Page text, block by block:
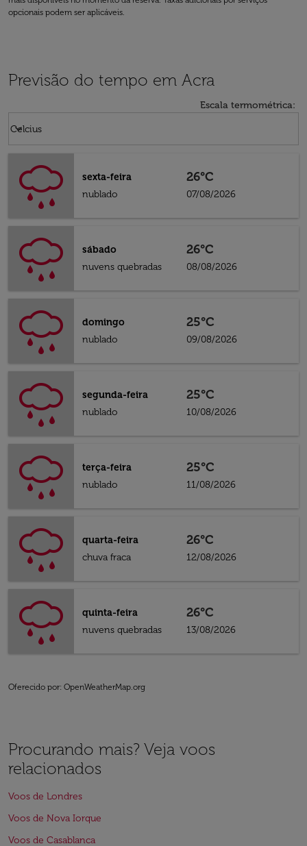
opcionais podem ser aplicáveis.
Previsão do tempo em Acra
Escala termométrica:
Celcius
keyboard_arrow_down
sexta-feira
nublado
26°C
07/08/2026
sábado
nuvens quebradas
26°C
08/08/2026
domingo
nublado
25°C
09/08/2026
segunda-feira
nublado
25°C
10/08/2026
terça-feira
nublado
25°C
11/08/2026
quarta-feira
chuva fraca
26°C
12/08/2026
quinta-feira
nuvens quebradas
26°C
13/08/2026
Oferecido por: OpenWeatherMap.org
Procurando mais? Veja voos
relacionados
Voos de Londres
Voos de Nova Iorque
Voos de Casablanca